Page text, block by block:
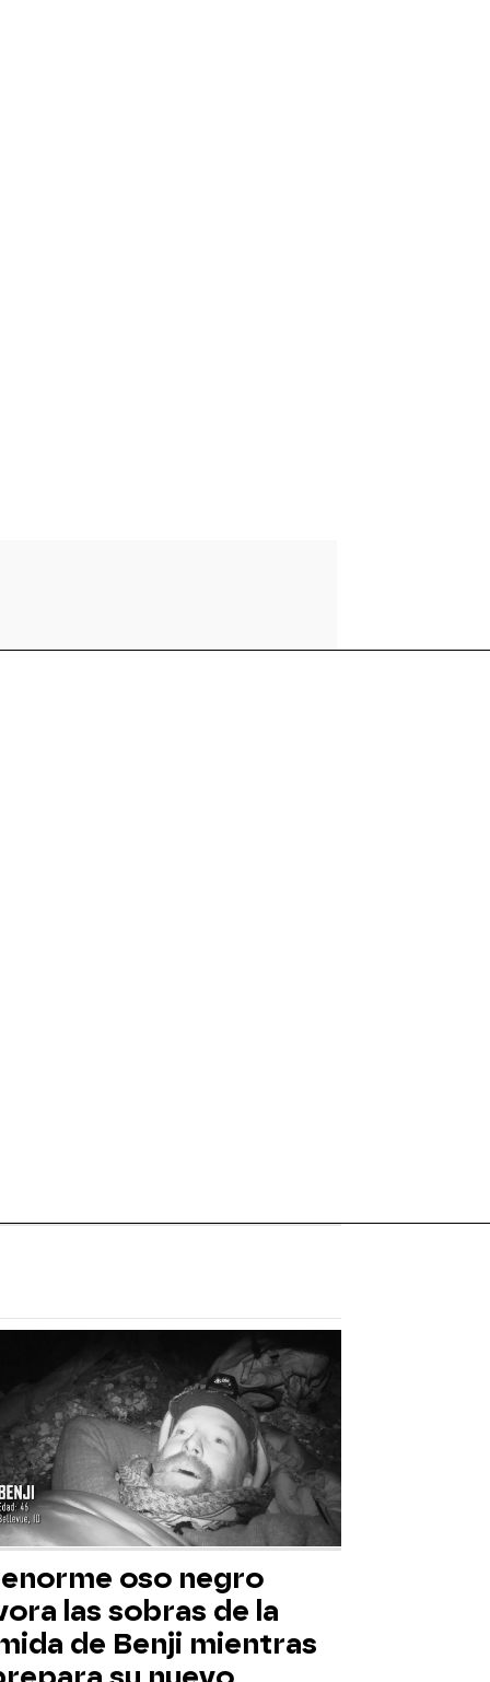
oso negro
las sobras de la
de Benji mientras